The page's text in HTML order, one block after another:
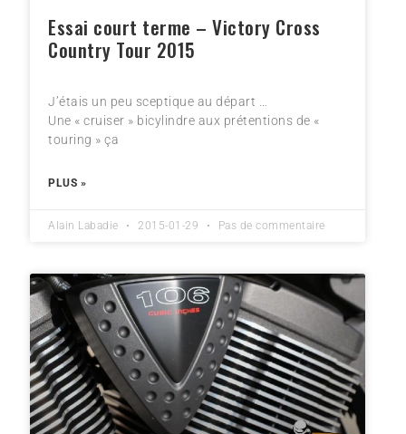
Essai court terme – Victory Cross
Country Tour 2015
J’étais un peu sceptique au départ …
Une « cruiser » bicylindre aux prétentions de «
touring » ça
PLUS »
Alain Labadie 2015-01-29 Pas de commentaire